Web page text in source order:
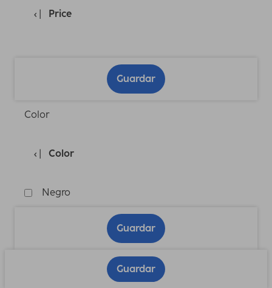
Price
Guardar
Color
Color
Negro
Guardar
Guardar